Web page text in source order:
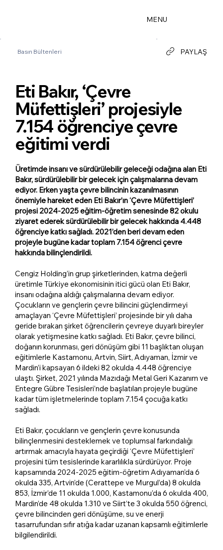
Basın Bültenleri PAYLAŞ
MENU
Eti Bakır, ‘Çevre
Müfettişleri’ projesiyle
7.154 öğrenciye çevre
eğitimi verdi
Üretimde insanı ve sürdürülebilir geleceği odağına alan Eti
Bakır, sürdürülebilir bir gelecek için çalışmalarına devam
ediyor. Erken yaşta çevre bilincinin kazanılmasının
önemiyle hareket eden Eti Bakır’ın ‘Çevre Müfettişleri’
projesi 2024-2025 eğitim-öğretim senesinde 82 okulu
ziyaret ederek sürdürülebilir bir gelecek hakkında 4.448
öğrenciye katkı sağladı. 2021’den beri devam eden
projeyle bugüne kadar toplam 7.154 öğrenci çevre
hakkında bilinçlendirildi.
Cengiz Holding’in grup şirketlerinden, katma değerli
üretimle Türkiye ekonomisinin itici gücü olan Eti Bakır,
insanı odağına aldığı çalışmalarına devam ediyor.
Çocukların ve gençlerin çevre bilincini güçlendirmeyi
amaçlayan ‘Çevre Müfettişleri’ projesinde bir yılı daha
geride bırakan şirket öğrencilerin çevreye duyarlı bireyler
olarak yetişmesine katkı sağladı. Eti Bakır, çevre bilinci,
doğanın korunması, geri dönüşüm gibi 11 başlıktan oluşan
eğitimlerle Kastamonu, Artvin, Siirt, Adıyaman, İzmir ve
Mardin’i kapsayan 6 ildeki 82 okulda 4.448 öğrenciye
ulaştı. Şirket, 2021 yılında Mazıdağı Metal Geri Kazanım ve
Entegre Gübre Tesisleri’nde başlatılan projeyle bugüne
kadar tüm işletmelerinde toplam 7.154 çocuğa katkı
sağladı.
Eti Bakır, çocukların ve gençlerin çevre konusunda
bilinçlenmesini desteklemek ve toplumsal farkındalığı
artırmak amacıyla hayata geçirdiği ‘Çevre Müfettişleri’
projesini tüm tesislerinde kararlılıkla sürdürüyor. Proje
kapsamında 2024-2025 eğitim-öğretim Adıyaman’da 6
okulda 335, Artvin’de (Cerattepe ve Murgul’da) 8 okulda
853, İzmir’de 11 okulda 1.000, Kastamonu’da 6 okulda 400,
Mardin’de 48 okulda 1.310 ve Siirt’te 3 okulda 550 öğrenci,
çevre bilincinden geri dönüşüme, su ve enerji
tasarrufundan sıfır atığa kadar uzanan kapsamlı eğitimlerle
bilgilendirildi.